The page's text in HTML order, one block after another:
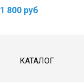
1 800 руб
КАТАЛОГ